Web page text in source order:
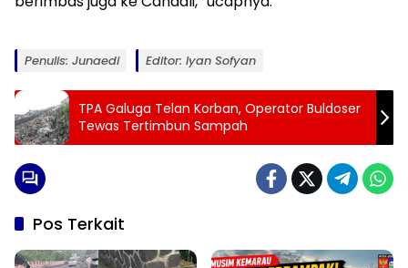
Penulis: Junaedi Editor: Iyan Sofyan
TPA Galuga Telan Korban, Operator Buldoser
Tewas Tertimbun Sampah
Pos Terkait